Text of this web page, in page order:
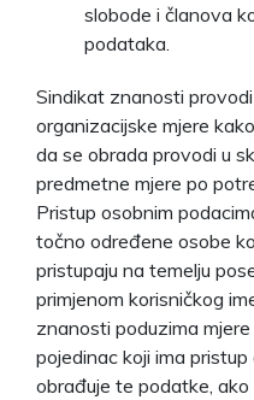
slobode i članova
podataka.
Sindikat znanosti
organizacijske mjere
da se obrada provodi u
predmetne mjere po
Pristup osobnim
točno određene osobe
pristupaju na temelju
primjenom korisničkog
znanosti poduzima
pojedinac koji ima
obrađuje te podatke,